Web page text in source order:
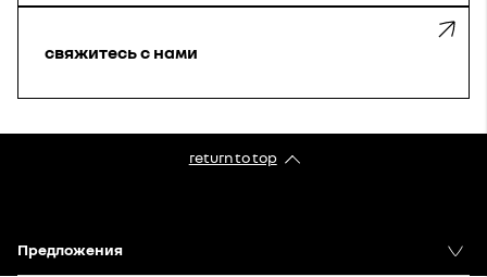
свяжитесь с нами
return to top
Предложения